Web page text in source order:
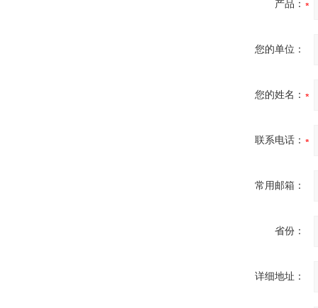
产品：
您的单位：
您的姓名：
联系电话：
常用邮箱：
省份：
详细地址：